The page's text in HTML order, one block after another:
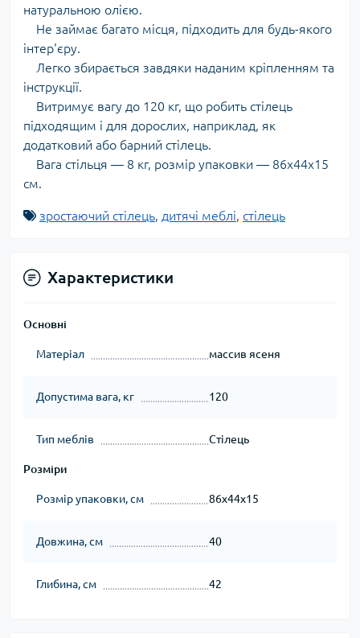
натуральною олією.
Не займає багато місця, підходить для будь-якого
інтер'єру.
Легко збирається завдяки наданим кріпленням та
інструкції.
Витримує вагу до 120 кг, що робить стілець
підходящим і для дорослих, наприклад, як
додатковий або барний стілець.
Вага стільця — 8 кг, розмір упаковки — 86x44x15
см.
зростаючий стілець, дитячі меблі, стілець
Характеристики
Основні
Матеріал массив ясеня
Допустима вага, кг 120
Тип меблів Стілець
Розміри
Розмір упаковки, см 86х44х15
Довжина, см 40
Глибина, см 42